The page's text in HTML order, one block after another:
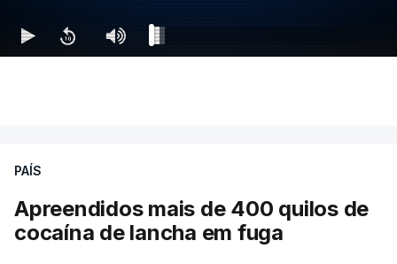
PAÍS
Apreendidos mais de 400 quilos de
cocaína de lancha em fuga